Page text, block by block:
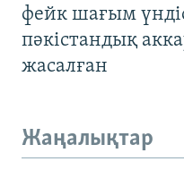
фейк шағым
пәкістандық
жасалған
Жаңалықтар